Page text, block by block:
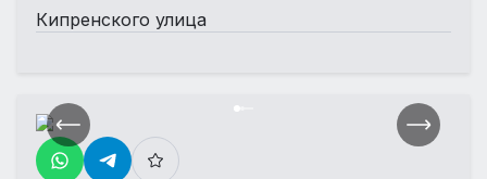
Кипренского улица